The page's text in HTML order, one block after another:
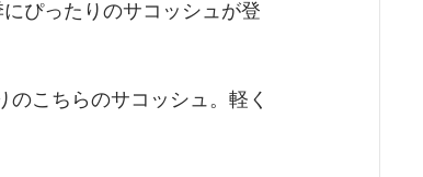
こちらのサコッシュ。軽く